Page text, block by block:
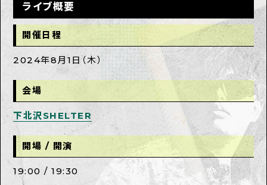
ライブ概要
開催日程
2024年8月1日（木）
会場
下北沢SHELTER
開場 / 開演
19:00 / 19:30